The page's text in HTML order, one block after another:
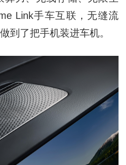
Link手车互联，无缝流
到了把手机装进车机。